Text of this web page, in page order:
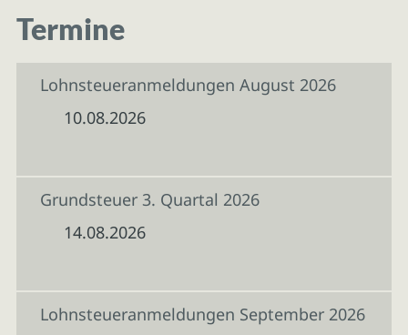
Termine
Lohnsteueranmeldungen August 2026
10.08.2026
Grundsteuer 3. Quartal 2026
14.08.2026
Lohnsteueranmeldungen September 2026